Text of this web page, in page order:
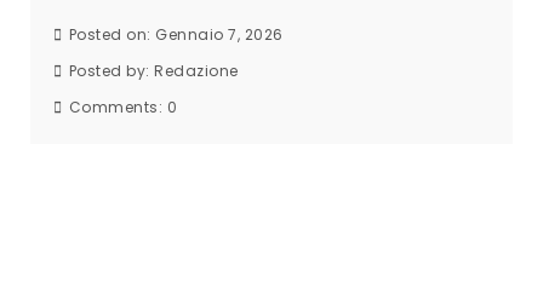
Posted on: Gennaio 7, 2026
Posted by: Redazione
Comments: 0